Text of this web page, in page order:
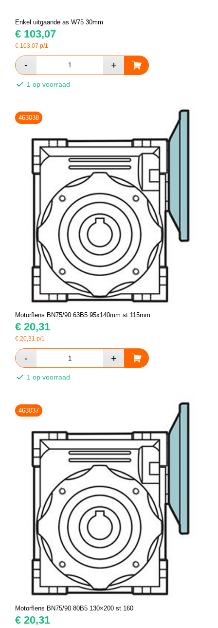
Enkel uitgaande as W75 30mm
€ 103,07
€ 103,07 p/1
1 op voorraad
463038
Motorflens BN75/90 63B5 95x140mm st.115mm
€ 20,31
€20,31 p/1
1 op voorraad
463037
Motorflens BN75/90 80B5 130×200 st.160
€ 20,31